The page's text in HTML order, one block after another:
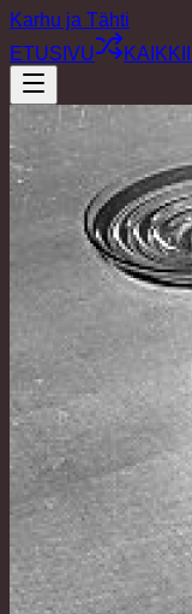
Karhu ja Tähti
ETUSIVU
KAIKKI